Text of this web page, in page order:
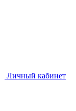
Личный кабинет